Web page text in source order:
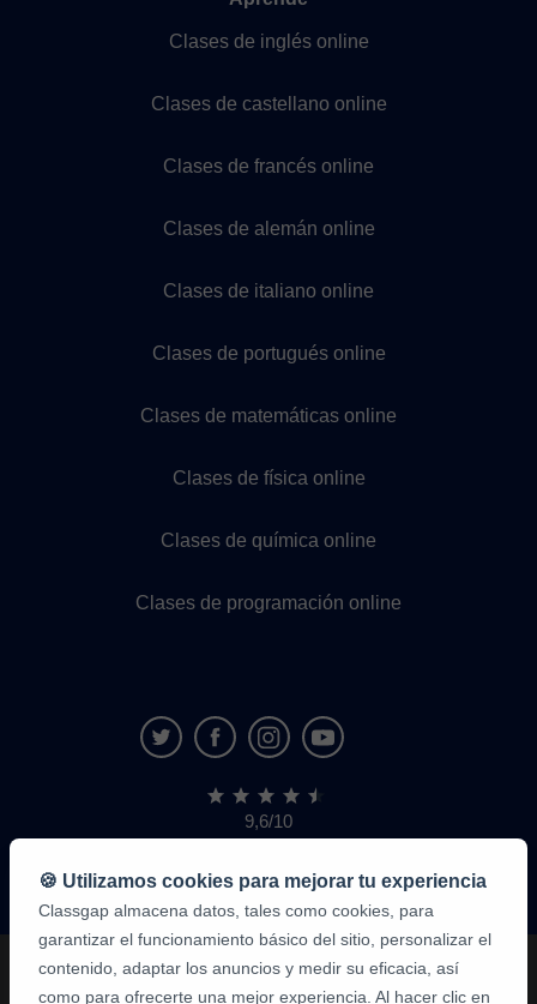
Clases de inglés online
Clases de castellano online
Clases de francés online
Clases de alemán online
Clases de italiano online
Clases de portugués online
Clases de matemáticas online
Clases de física online
Clases de química online
Clases de programación online
9,6/10
1.339.284
de
alumnos
🍪 Utilizamos cookies para mejorar tu experiencia
Classgap almacena datos, tales como cookies, para
garantizar el funcionamiento básico del sitio, personalizar el
contenido, adaptar los anuncios y medir su eficacia, así
como para ofrecerte una mejor experiencia. Al hacer clic en